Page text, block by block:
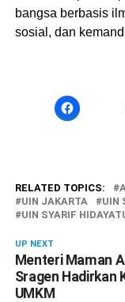
bangsa berbasis
sosial, dan
RELATED TOPICS:
UIN JAKARTA
UIN
UIN SYARIF
UP NEXT
Menteri Maman
Sragen Hadirkan
UMKM